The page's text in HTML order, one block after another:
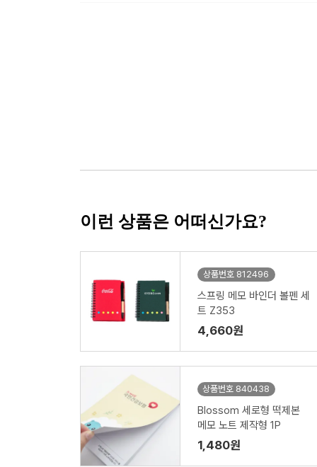
이런 상품은 어떠신가요?
상품번호 812496
스프링 메모 바인더 볼펜 세
트 Z353
4,660원
상품번호 840438
Blossom 세로형 떡제본
메모 노트 제작형 1P
1,480원